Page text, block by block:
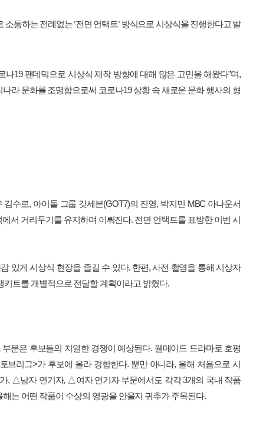
소통하는 전례없는‘전면 언택트’ 방식으로 시상식을 진행한다고 발
나19팬데믹으로 시상식 제작 방향에 대해 많은 고민을 해왔다”며,
나라 문화를 조명함으로써 코로나19상황 속 새로운 문화 행사의 형
김수로, 아이돌 그룹 갓세븐(GOT7)의 진영, 박지민 MBC 아나운서
에서 거리두기를 유지하며 이뤄진다. 전면 언택트를 표방한 이번 시
있게 시상식 현장을 즐길 수 있다. 한편,사전 촬영을 통해 시상자
키트를 개별적으로 전달할 계획이라고 밝혔다.
부문은 후보들의 치열한 경쟁이 예상된다. 웰메이드 드라마로 호평
브리그>가 후보에 올라 경합한다. 뿐만 아니라, 올해 처음으로 시
, △남자 연기자, △여자 연기자 부문에서도 각각3개의 국내 작품
해는 어떤 작품이 수상의 영광을 안을지 귀추가 주목된다.